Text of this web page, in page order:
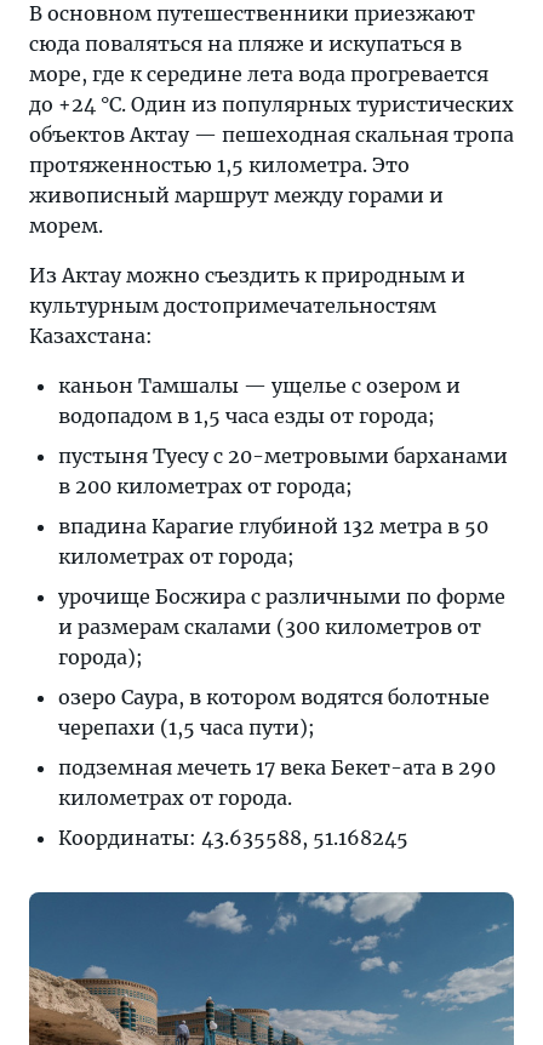
В основном путешественники приезжают
сюда поваляться на пляже и искупаться в
море, где к середине лета вода прогревается
до +24 °C. Один из популярных туристических
объектов Актау — пешеходная скальная тропа
протяженностью 1,5 километра. Это
живописный маршрут между горами и
морем.
Из Актау можно съездить к природным и
культурным достопримечательностям
Казахстана:
каньон Тамшалы — ущелье с озером и
водопадом в 1,5 часа езды от города;
пустыня Туесу с 20-метровыми барханами
в 200 километрах от города;
впадина Карагие глубиной 132 метра в 50
километрах от города;
урочище Босжира с различными по форме
и размерам скалами (300 километров от
города);
озеро Саура, в котором водятся болотные
черепахи (1,5 часа пути);
подземная мечеть 17 века Бекет-ата в 290
километрах от города.
Координаты: 43.635588, 51.168245